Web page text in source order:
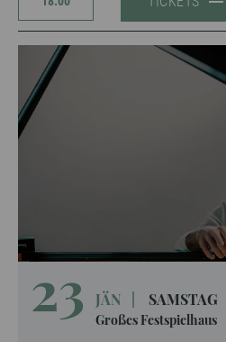
23 JÄN SAMSTAG
Großes Festspielhaus